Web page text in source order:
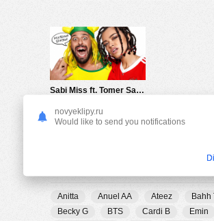
Sabi Miss ft. Tomer Savoia — Кто чемпион?
Anitta Anuel AA Ateez
Bahh
Becky G
BTS Cardi B
Emin
novyeklipy.ru
Would like to send you notifications